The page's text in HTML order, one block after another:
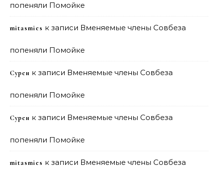
попеняли Помойке
mitasmies к записи Вменяемые члены Совбеза
попеняли Помойке
Сурен к записи Вменяемые члены Совбеза
попеняли Помойке
Сурен к записи Вменяемые члены Совбеза
попеняли Помойке
mitasmies к записи Вменяемые члены Совбеза